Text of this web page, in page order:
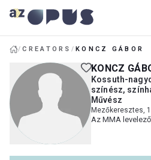
/CREATORS /KONCZ GÁBOR
KONCZ
Kossuth-
színész,
Művész
Mezőkeresztes,
Az MMA